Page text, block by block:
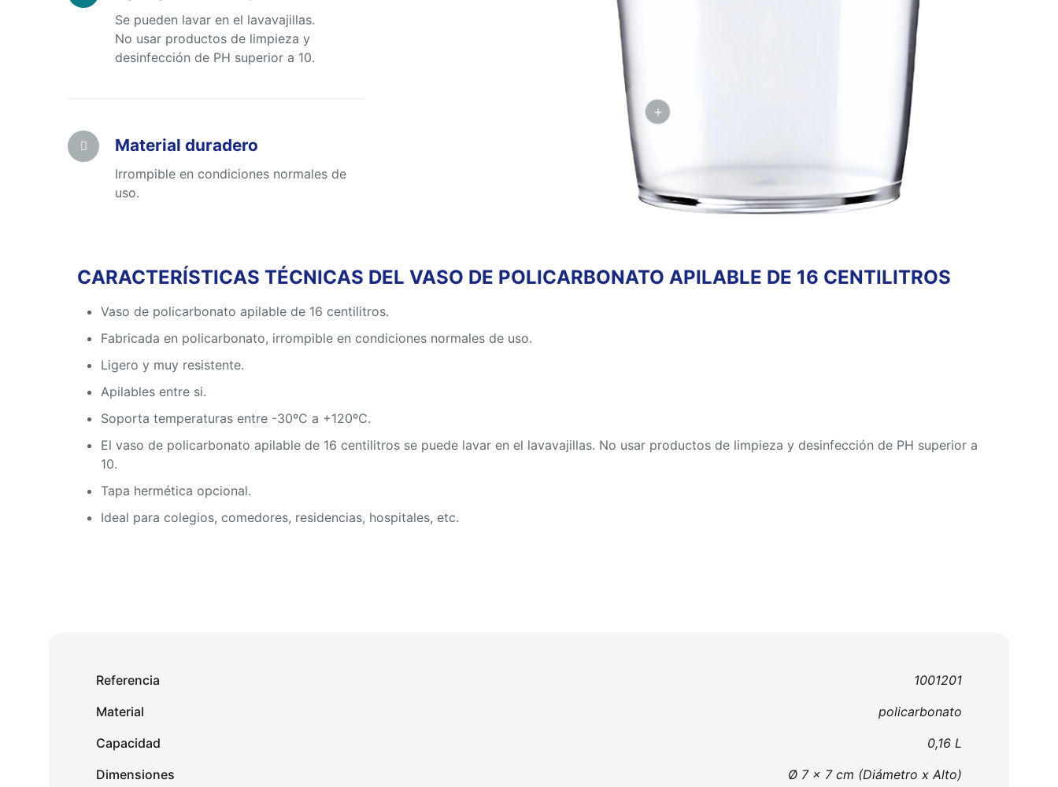
Se pueden lavar en el lavavajillas.
No usar productos de limpieza y
desinfección de PH superior a 10.
Material duradero
Irrompible en condiciones normales de
uso.
CARACTERÍSTICAS TÉCNICAS DEL VASO DE POLICARBONATO APILABLE DE 16 CENTILITROS
Vaso de policarbonato apilable de 16 centilitros.
Fabricada en policarbonato, irrompible en condiciones normales de uso.
Ligero y muy resistente.
Apilables entre si.
Soporta temperaturas entre -30ºC a +120ºC.
El vaso de policarbonato apilable de 16 centilitros se puede lavar en el lavavajillas. No usar productos de limpieza y desinfección de PH superior a
10.
Tapa hermética opcional.
Ideal para colegios, comedores, residencias, hospitales, etc.
Referencia
1001201
Material
policarbonato
Capacidad
0,16 L
Dimensiones
Ø 7 x 7 cm (Diámetro x Alto)